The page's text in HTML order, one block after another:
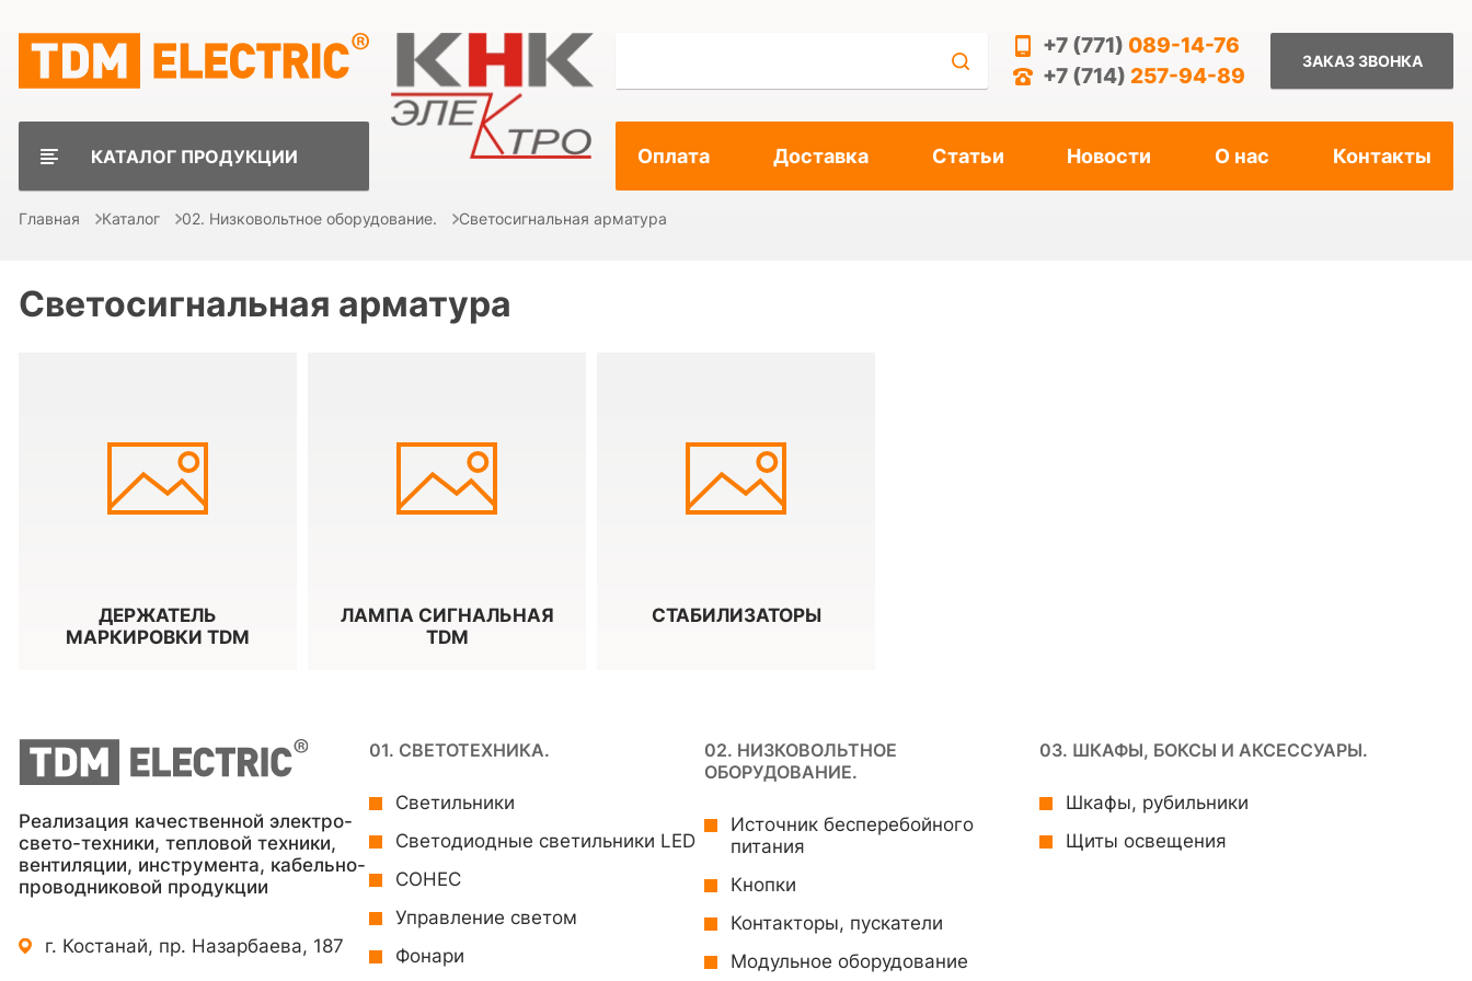
+7 (771) 089-14-76
+7 (714) 257-94-89
ЗАКАЗ ЗВОНКА
КАТАЛОГ ПРОДУКЦИИ Оплата Доставка Статьи Новости О нас Контакты
Главная Каталог 02. Низковольтное оборудование. Светосигнальная арматура
Светосигнальная арматура
ДЕРЖАТЕЛЬ
МАРКИРОВКИ TDM
ЛАМПА СИГНАЛЬНАЯ
TDM
СТАБИЛИЗАТОРЫ
Реализация качественной электро-
свето-техники, тепловой техники,
вентиляции, инструмента, кабельно-
проводниковой продукции
г. Костанай, пр. Назарбаева, 187
01. СВЕТОТЕХНИКА.
Светильники
Светодиодные светильники LED
СОНЕС
Управление светом
Фонари
02. НИЗКОВОЛЬТНОЕ
ОБОРУДОВАНИЕ.
Источник бесперебойного
питания
Кнопки
Контакторы, пускатели
Модульное оборудование
03. ШКАФЫ, БОКСЫ И АКСЕССУАРЫ.
Шкафы, рубильники
Щиты освещения